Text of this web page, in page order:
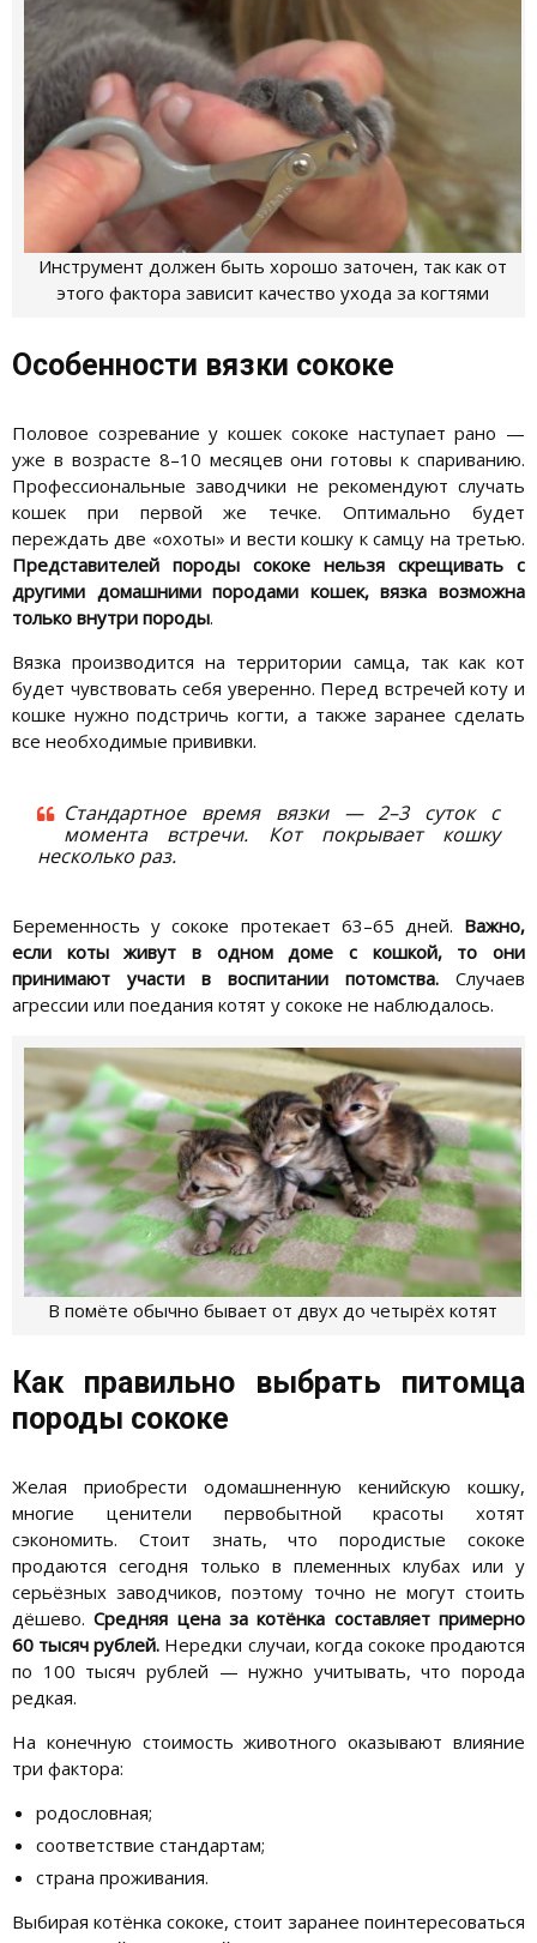
Инструмент должен быть хорошо заточен, так как от
этого фактора зависит качество ухода за когтями
Особенности вязки сококе
Половое созревание у кошек сококе наступает рано —
уже в возрасте 8–10 месяцев они готовы к спариванию.
Профессиональные заводчики не рекомендуют случать
кошек при первой же течке. Оптимально будет
переждать две «охоты» и вести кошку к самцу на третью.
Представителей породы сококе нельзя скрещивать с
другими домашними породами кошек, вязка возможна
только внутри породы.
Вязка производится на территории самца, так как кот
будет чувствовать себя уверенно. Перед встречей коту и
кошке нужно подстричь когти, а также заранее сделать
все необходимые прививки.
Стандартное время вязки — 2–3 суток с
момента встречи. Кот покрывает кошку
несколько раз.
Беременность у сококе протекает 63–65 дней. Важно,
если коты живут в одном доме с кошкой, то они
принимают участи в воспитании потомства. Случаев
агрессии или поедания котят у сококе не наблюдалось.
В помёте обычно бывает от двух до четырёх котят
Как правильно выбрать питомца
породы сококе
Желая приобрести одомашненную кенийскую кошку,
многие ценители первобытной красоты хотят
сэкономить. Стоит знать, что породистые сококе
продаются сегодня только в племенных клубах или у
серьёзных заводчиков, поэтому точно не могут стоить
дёшево.Средняя цена за котёнка составляет примерно
60 тысяч рублей. Нередки случаи, когда сококе продаются
по 100 тысяч рублей — нужно учитывать, что порода
редкая.
На конечную стоимость животного оказывают влияние
три фактора:
родословная;
соответствие стандартам;
страна проживания.
Выбирая котёнка сококе, стоит заранее поинтересоваться